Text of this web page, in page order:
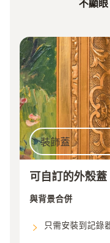
不顯眼
裝飾蓋
可自訂的外殼蓋
與背景合併
只需安裝到記錄